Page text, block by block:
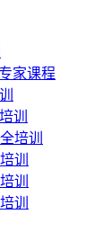
家课程
训
培训
训
训
训